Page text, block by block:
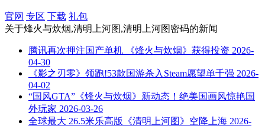
官网 专区 下载 礼包
关于烽火与炊烟,清明上河图,清明上河图密码的新闻
腾讯再次押注国产单机 《烽火与炊烟》获得投资 2026-
04-30
《影之刃零》领跑!53款国游杀入Steam愿望单千强 2026-
04-02
“国风GTA”《烽火与炊烟》新动态！绝美国画风惊艳国
外玩家 2026-03-26
全球最大 26.5米乐高版《清明上河图》空降上海 2026-